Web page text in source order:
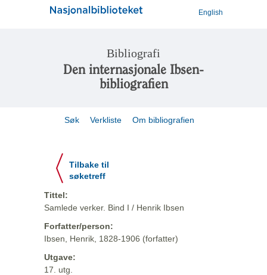
English
Bibliografi
Den internasjonale Ibsen-
bibliografien
Søk Verkliste Om bibliografien
Tilbake til
søketreff
Tittel:
Samlede verker. Bind I / Henrik Ibsen
Forfatter/person:
Ibsen, Henrik, 1828-1906 (forfatter)
Utgave:
17. utg.